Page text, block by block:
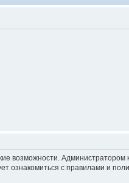
возможности. Администратором
ознакомиться с правилами и